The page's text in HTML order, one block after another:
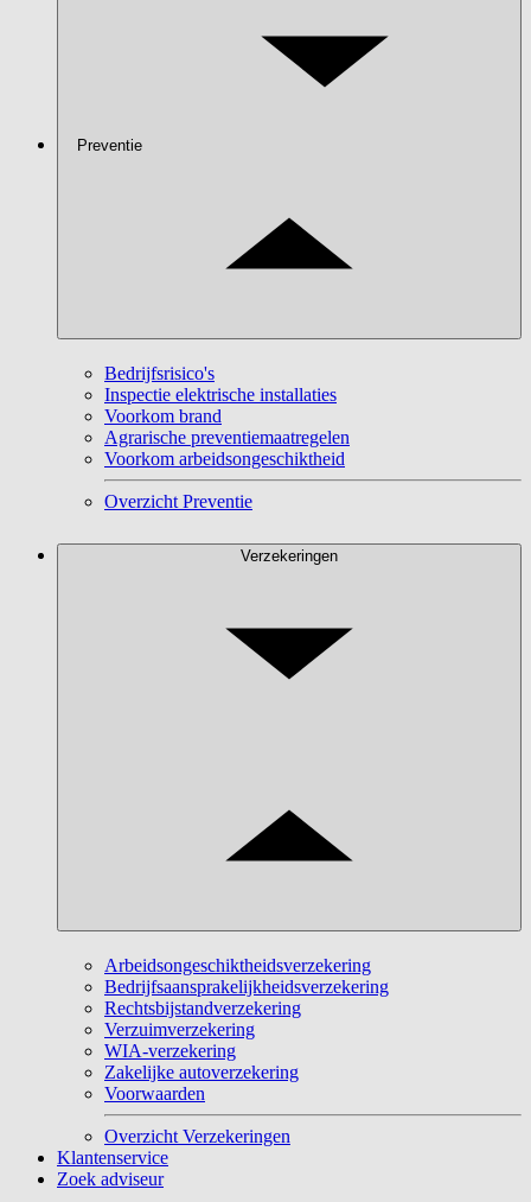
Preventie
Bedrijfsrisico's
Inspectie elektrische installaties
Voorkom brand
Agrarische preventiemaatregelen
Voorkom arbeidsongeschiktheid
Overzicht Preventie
Verzekeringen
Arbeidsongeschiktheidsverzekering
Bedrijfsaansprakelijkheidsverzekering
Rechtsbijstandverzekering
Verzuimverzekering
WIA-verzekering
Zakelijke autoverzekering
Voorwaarden
Overzicht Verzekeringen
Klantenservice
Zoek adviseur